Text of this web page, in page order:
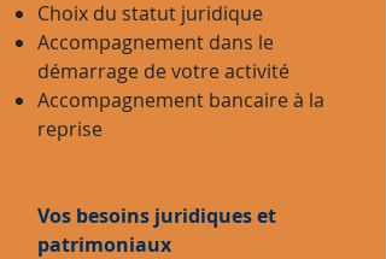
Choix du statut juridique
Accompagnement dans le
démarrage de votre activité
Accompagnement bancaire à la
reprise
Vos besoins juridiques et
patrimoniaux